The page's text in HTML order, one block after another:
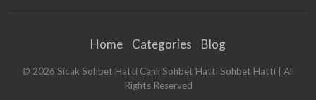
Home Categories Blog
© 2026 Sicak Sohbet Hatti Canli Sohbet Hatti Sohbet Hatti | All
Rights Reserved